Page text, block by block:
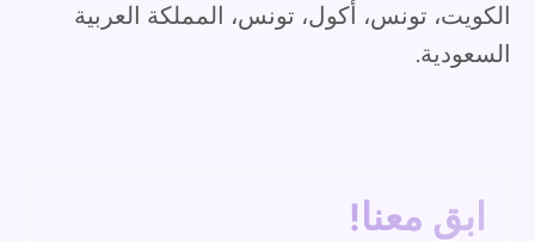
الكويت، تونس، أكول، تونس، المملكة العربية
السعودية.
ابق معنا!